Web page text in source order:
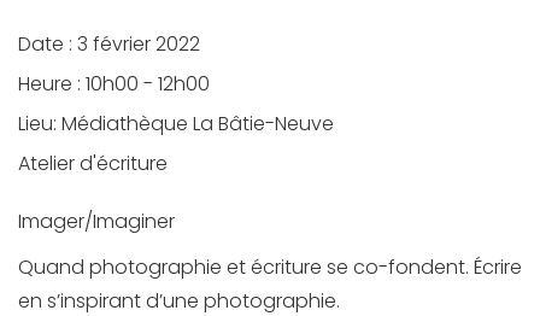
Date : 3 février 2022
Heure : 10h00 - 12h00
Lieu: Médiathèque La Bâtie-Neuve
Atelier d'écriture
Imager/Imaginer
Quand photographie et écriture se co-fondent. Écrire
en s’inspirant d’une photographie.